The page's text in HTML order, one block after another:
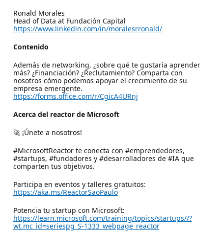
Ronald Morales
Head of Data at Fundación Capital
https://www.linkedin.com/in/moralesrronald/
Contenido
Además de networking, ¿sobre qué te gustaría aprender
más? ¿Financiación? ¿Reclutamiento? Comparta con
nosotros cómo podemos apoyar el crecimiento de su
empresa emergente.
https://forms.office.com/r/CgicA4URnj
Acerca del reactor de Microsoft
🚀 ¡Únete a nosotros!
#MicrosoftReactor te conecta con #emprendedores,
#startups, #fundadores y #desarrolladores de #IA que
comparten tus objetivos.
Participa en eventos y talleres gratuitos:
https://aka.ms/ReactorSaoPaulo
Potencia tu startup con Microsoft:
https://learn.microsoft.com/training/topics/startups//?
wt.mc_id=seriespg_S-1333_webpage_reactor